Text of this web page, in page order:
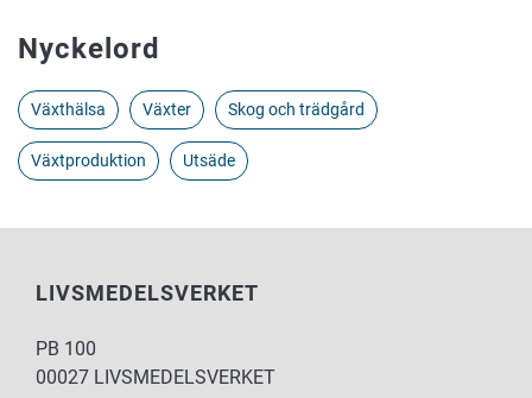
Nyckelord
Växthälsa Växter Skog och trädgård
Växtproduktion Utsäde
LIVSMEDELSVERKET
PB 100
00027 LIVSMEDELSVERKET